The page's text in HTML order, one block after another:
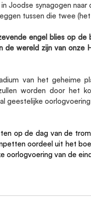
Joodse synagogen
tussen die twee
engel blies op
de wereld zijn van
van het geheime
worden door het
geestelijke
op de dag van de
oordeel uit het
oorlogvoering van de